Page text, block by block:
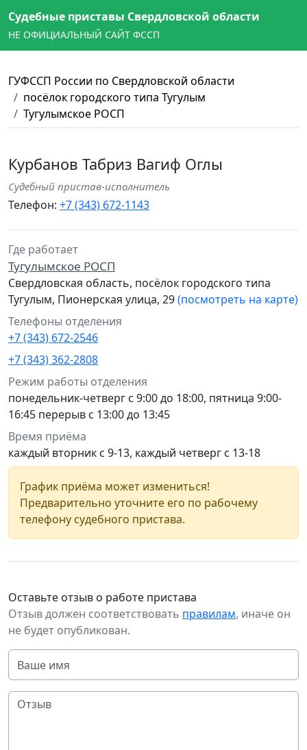
Судебные приставы Свердловской области
НЕ ОФИЦИАЛЬНЫЙ САЙТ ФССП
ГУФССП России по Свердловской области
посёлок городского типа Тугулым
Тугулымское РОСП
Курбанов Табриз Вагиф Оглы
Судебный пристав-исполнитель
Телефон: +7 (343) 672-1143
Где работает
Тугулымское РОСП
Свердловская область, посёлок городского типа
Тугулым, Пионерская улица, 29(посмотреть на карте)
Телефоны отделения
+7 (343) 672-2546
+7 (343) 362-2808
Режим работы отделения
понедельник-четверг с 9:00 до 18:00, пятница 9:00-
16:45 перерыв с 13:00 до 13:45
Время приёма
каждый вторник с 9-13, каждый четверг с 13-18
График приёма может измениться!
Предварительно уточните его по рабочему
телефону судебного пристава.
Оставьте отзыв о работе пристава
Отзыв должен соответствовать правилам, иначе он
не будет опубликован.